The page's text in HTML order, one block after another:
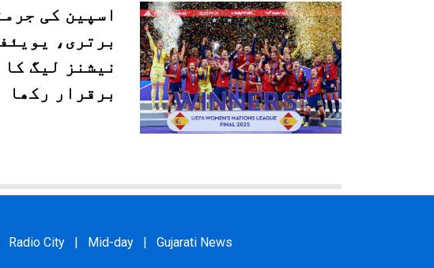
اسپین کی
برتری،
نیشنز لیگ کا
برقرار رکھا
Radio City Mid-day Gujarati News